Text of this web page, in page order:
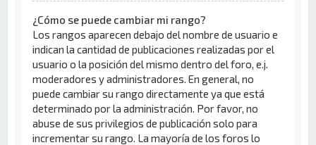
¿Cómo se puede cambiar mi rango?
Los rangos aparecen debajo del nombre de usuario e
indican la cantidad de publicaciones realizadas por el
usuario o la posición del mismo dentro del foro, e.j.
moderadores y administradores. En general, no
puede cambiar su rango directamente ya que está
determinado por la administración. Por favor, no
abuse de sus privilegios de publicación solo para
incrementar su rango. La mayoría de los foros lo